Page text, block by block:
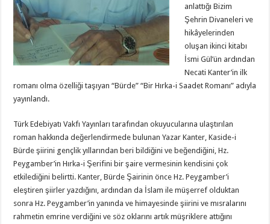
anlattığı Bizim
Şehrin Divaneleri ve
hikâyelerinden
oluşan ikinci kitabı
İsmi Gül’ün ardından
Necati Kanter’in ilk
romanı olma özelliği taşıyan “Bürde” “Bir Hırka-i Saadet Romanı” adıyla
yayınlandı.
Türk Edebiyatı Vakfı Yayınları tarafından okuyucularına ulaştırılan
roman hakkında değerlendirmede bulunan Yazar Kanter, Kaside-i
Bürde şiirini gençlik yıllarından beri bildiğini ve beğendiğini, Hz.
Peygamber’in Hırka-i Şerifini bir şaire vermesinin kendisini çok
etkilediğini belirtti. Kanter, Bürde Şairinin önce Hz. Peygamber’i
eleştiren şiirler yazdığını, ardından da İslam ile müşerref olduktan
sonra Hz. Peygamber’in yanında ve himayesinde şiirini ve mısralarını
rahmetin emrine verdiğini ve söz oklarını artık müşriklere attığını